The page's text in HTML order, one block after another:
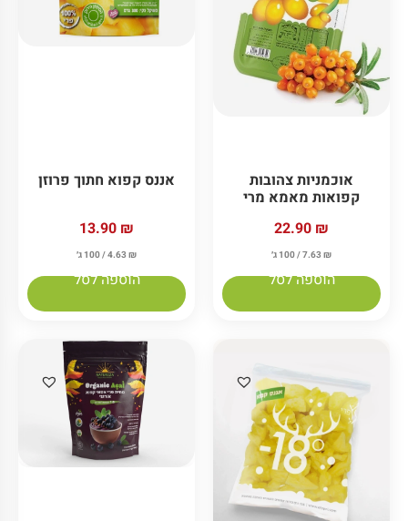
אוכמניות צהובות
קפואות מאמא מרי
22.90 ₪
7.63 ₪ / 100 ג׳
הוספה לסל
אננס קפוא חתוך פרוזן
13.90 ₪
4.63 ₪ / 100 ג׳
הוספה לסל